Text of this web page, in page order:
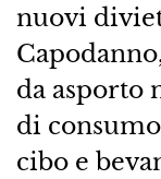
nuovi
da asporto
di
cibo e